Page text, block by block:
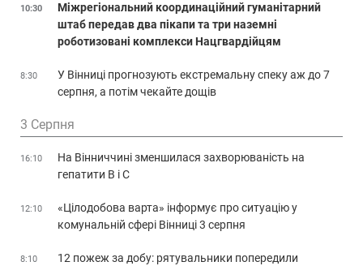
10:30
Міжрегіональний координаційний гуманітарний
штаб передав два пікапи та три наземні
роботизовані комплекси Нацгвардійцям
8:30
У Вінниці прогнозують екстремальну спеку аж до 7
серпня, а потім чекайте дощів
3 Серпня
16:10
На Вінниччині зменшилася захворюваність на
гепатити В і С
12:10
«Цілодобова варта» інформує про ситуацію у
комунальній сфері Вінниці 3 серпня
8:10
12 пожеж за добу: рятувальники попередили